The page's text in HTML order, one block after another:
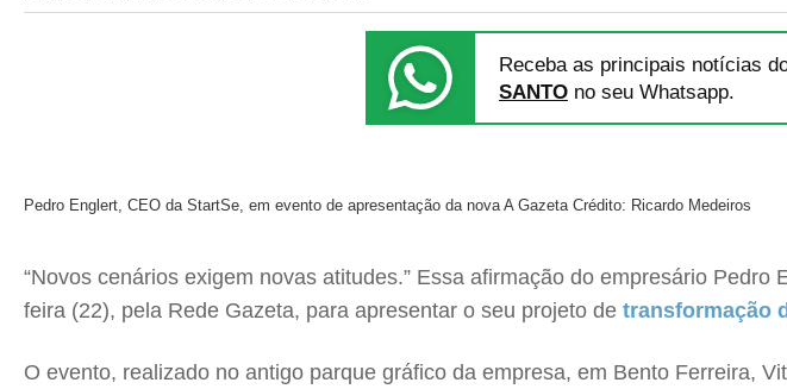
Receba as principais notícias
SANTO no seu Whatsapp.
Pedro Englert, CEO da StartSe, em evento de apresentação da nova A Gazeta Crédito: Ricardo Medeiros
“Novos cenários exigem novas atitudes.” Essa afirmação do empresário
feira (22), pela Rede Gazeta, para apresentar o seu projeto de transformação
O evento, realizado no antigo parque gráfico da empresa, em Bento Ferreira,